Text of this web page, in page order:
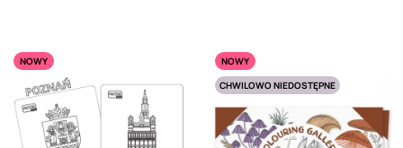
NOWY
NOWY
CHWILOWO NIEDOSTĘPNE